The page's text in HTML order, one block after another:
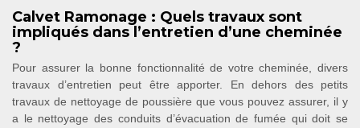
Calvet Ramonage : Quels travaux sont
impliqués dans l’entretien d’une cheminée
?
Pour assurer la bonne fonctionnalité de votre cheminée, divers
travaux d’entretien peut être apporter. En dehors des petits
travaux de nettoyage de poussière que vous pouvez assurer, il y
a le nettoyage des conduits d’évacuation de fumée qui doit se